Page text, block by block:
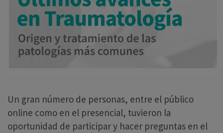
Un gran número de personas, entre el público
online como en el presencial, tuvieron la
oportunidad de participar y hacer preguntas en el